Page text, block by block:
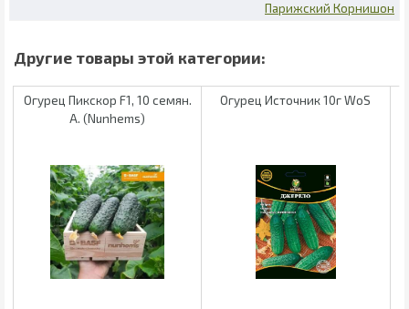
Парижский Корнишон
Огурец Пикскор F1, 10 семян.
А. (Nunhems)
Огурец Источник 10г WoS